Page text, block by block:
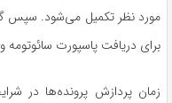
مورد نظر تکمیل می‌شود. سپس
برای دریافت پاسپورت سائوتومه